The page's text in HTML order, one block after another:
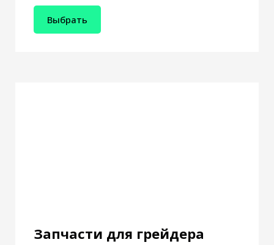
Выбрать
Запчасти для грейдера